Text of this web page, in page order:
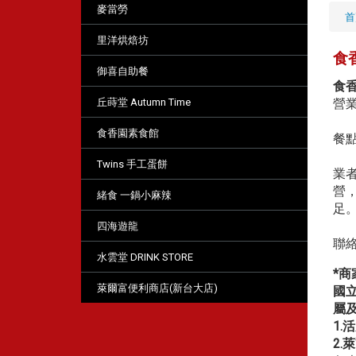
麥當勞
里洋烘焙坊
御喜自助餐
丘蒔堂 Autumn Time
食香園素食館
Twins 手工蛋餅
緒食 一鍋小麻辣
四海遊龍
水雲堂 DRINK STORE
萊爾富便利商店(新台大店)
食
食
營
餐
業
營
足
聯
*商
國
屬
1.
2.